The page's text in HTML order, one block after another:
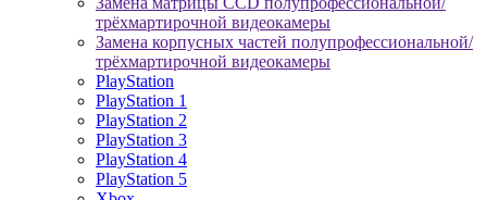
трёхмартирочной видеокамеры
Замена корпусных частей полупрофессиональной/
трёхмартирочной видеокамеры
PlayStation
PlayStation 1
PlayStation 2
PlayStation 3
PlayStation 4
PlayStation 5